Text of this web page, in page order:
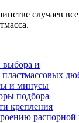
случаев все
выбора и
пластмассовых
и минусы
подбора
крепления
распорной